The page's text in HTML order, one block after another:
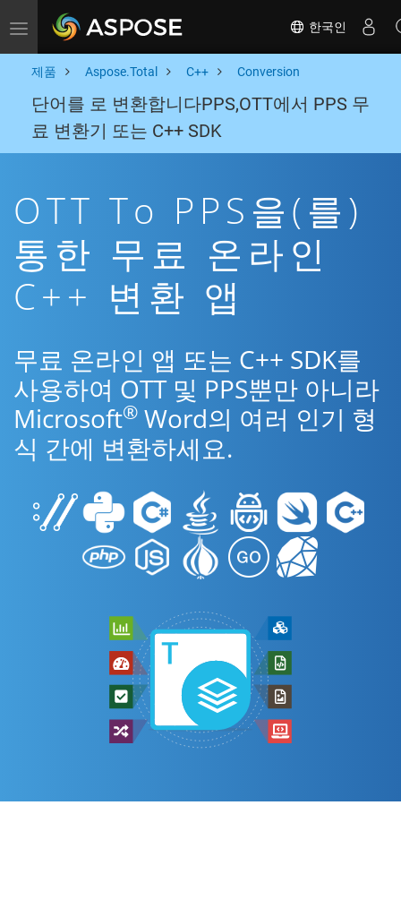
Toggle navigation 한국인
제품 Aspose.Total C++ Conversion
단어를 로 변환합니다PPS,OTT에서 PPS 무
료 변환기 또는 C++ SDK
OTT To PPS을(를)
통한 무료 온라인
C++ 변환 앱
무료 온라인 앱 또는 C++ SDK를
사용하여 OTT 및 PPS뿐만 아니라
Microsoft® Word의 여러 인기 형
식 간에 변환하세요.